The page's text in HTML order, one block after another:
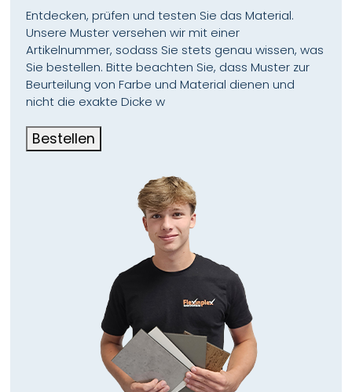
Dank der hohen Zähigkeit bleibt das Material auch
bei der Montage mit Schrauben oder Profilen stabil
und unversehrt.
Mit Polycarbonat Stegplatten entscheiden Sie sich
für eine hochwertige, langlebige und
witterungsbeständige Lösung, die Transparenz,
Schutz und Wärmedämmung perfekt vereint, ideal
im privaten und industriellen Bereich.
Entdecken, prüfen und testen Sie das Material.
Unsere Muster versehen wir mit einer
Artikelnummer, sodass Sie stets genau wissen, was
Sie bestellen. Bitte beachten Sie, dass Muster zur
Beurteilung von Farbe und Material dienen und
nicht die exakte Dicke w
Bestellen